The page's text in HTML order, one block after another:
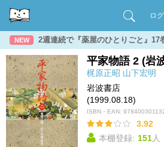
ロ
NEW 2週連続で『薬屋のひとりごと』17
平家物語 2 (岩
梶原正昭 山下宏明
岩波書店
(1999.08.18)
ISBN・EAN:
3.92
本棚登録: 151人